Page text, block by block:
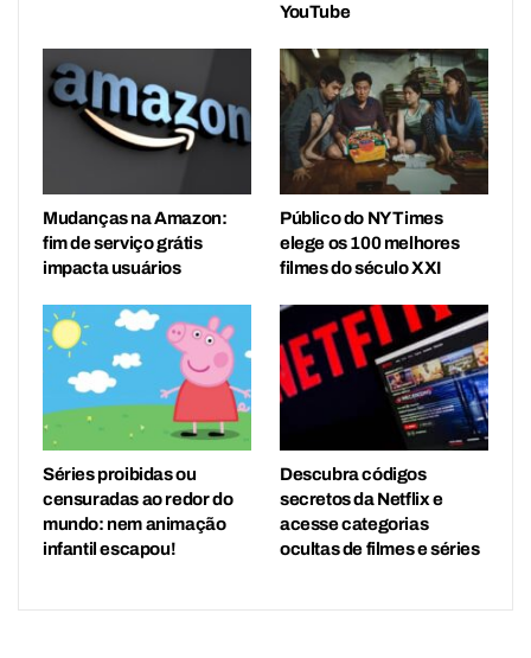
YouTube
Mudanças na Amazon:
fim de serviço grátis
impacta usuários
Público do NY Times
elege os 100 melhores
filmes do século XXI
Séries proibidas ou
censuradas ao redor do
mundo: nem animação
infantil escapou!
Descubra códigos
secretos da Netflix e
acesse categorias
ocultas de filmes e séries